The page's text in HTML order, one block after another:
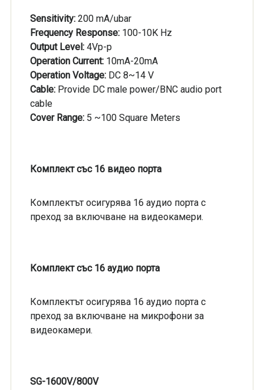
Sensitivity:200 mA/ubar
Frequency Response:100-10K Hz
Output Level:4Vp-p
Operation Current:10mA-20mA
Operation Voltage:DC 8~14 V
Cable:Provide DC male power/BNC audio port
cable
Cover Range:5 ~100 Square Meters
Комплект със 16 видео порта
Комплектът осигурява 16 аудио порта с
преход за включване на видеокамери.
Комплект със 16 аудио порта
Комплектът осигурява 16 аудио порта с
преход за включване на микрофони за
видеокамери.
SG-1600V/800V